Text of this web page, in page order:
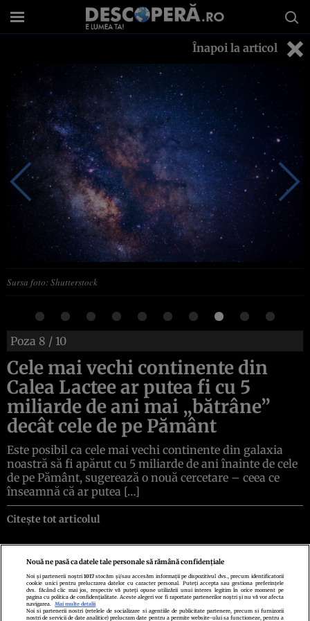
Înapoi la articol
Sursa foto: Shutterstock
Poza 8 / 10
Cele mai vechi continente din
Calea Lactee ar putea fi cu 5
miliarde de ani mai „bătrâne”
decât cele de pe Pământ
Este posibil ca cele mai vechi continente din galaxia
noastră să fi apărut cu 5 miliarde de ani înainte de cele
de pe Pământ, sugerează o nouă cercetare – ceea ce
înseamnă că ar putea […]
Citește tot articolul
Politica de confidenţialitatePolitica de cookiesTermeni şi condiţii
Echipa redacționalăContactSetări Cookies
Nouă ne pasă ca datele tale personale să rămână confidențiale
Noi și partenerii noștri1017 stocăm și/sau accesăm informații pe dispozitivul dvs., precum identificatorii
cookie unici pentru prelucrarea datelor cu caracter personal. Puteți accepta sau gestiona preferințele
dvs. făcând clic mai jos, respectiv vă puteți opune utilizării unui interes legitim în orice moment pe
pagina cu politica de confidențialitate. Aceste alegeri vor fi raportate partenerilor noștri și nu vă vor afecta
navigarea.
Mai multe detalii
Noi si partenerii nostri (retelele de socializare si agentiile de publicitate partenere, precum si furnizorii
nostri de servicii de date analitice) prelucram date pentru a permite website-ului sa functioneze, pentru a